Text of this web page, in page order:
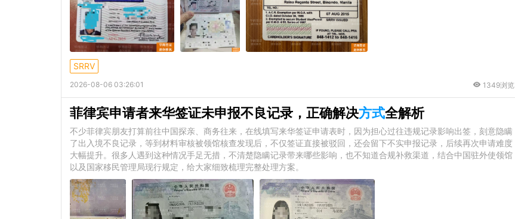
SRRV
2026-08-06 03:26:01 1349浏览
菲律宾申请者来华签证未申报不良记录，正确解决方式全解析
不少菲律宾朋友打算前往中国探亲、商务往来，在线填写来华签证申请表时，因为担心过往违规记录影响出签，刻意隐瞒
了出入境不良记录，等到材料审核被领馆核查发现后，不仅签证直接被驳回，还会留下不实申报记录，后续再次申请难度
大幅提升。很多人遇到这种情况手足无措，不清楚隐瞒记录带来哪些影响，也不知道合规补救渠道，结合中国驻外使领馆
以及国家移民管理局现行规定，给大家细致梳理完整处理方案。